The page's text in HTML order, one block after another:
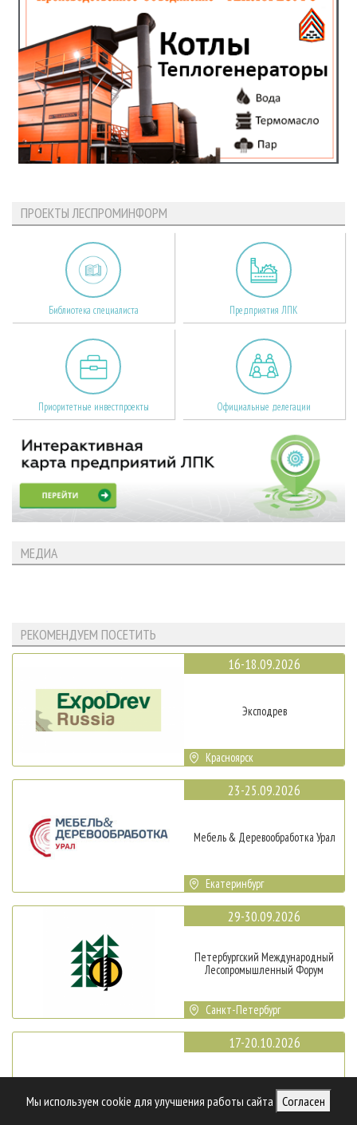
Мы используем cookie для улучшения работы сайта Согласен
ПРОЕКТЫ ЛЕСПРОМИНФОРМ
Библиотека специалиста Предприятия ЛПК
Приоритетные инвестпроекты Официальные делегации
МЕДИА
РЕКОМЕНДУЕМ ПОСЕТИТЬ
16-18.09.2026
Эксподрев
Красноярск
23-25.09.2026
Мебель & Деревообработка Урал
Екатеринбург
29-30.09.2026
Петербургский Международный
Лесопромышленный Форум
Санкт-Петербург
17-20.10.2026
INTERMOB